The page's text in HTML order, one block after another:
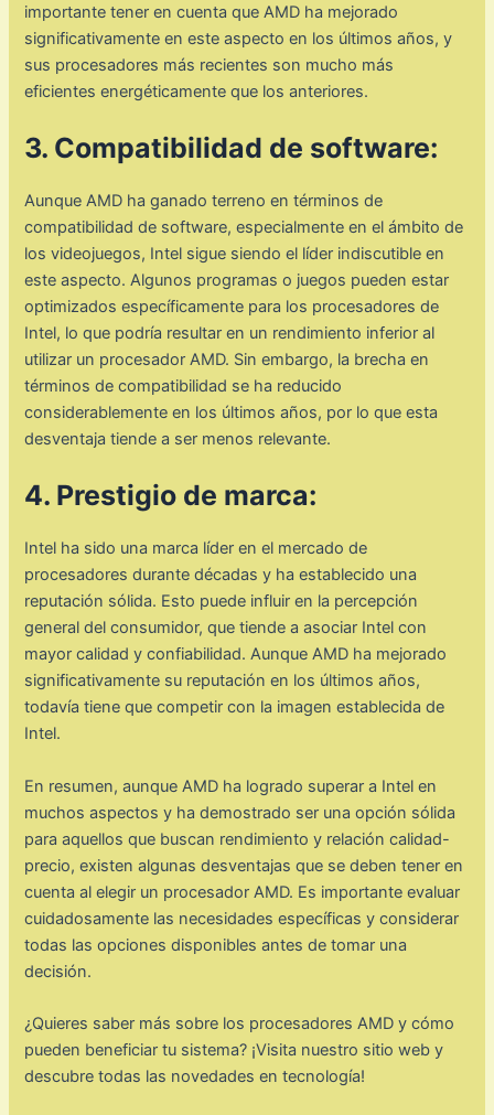
importante tener en cuenta que AMD ha mejorado
significativamente en este aspecto en los últimos años, y
sus procesadores más recientes son mucho más
eficientes energéticamente que los anteriores.
3. Compatibilidad de software:
Aunque AMD ha ganado terreno en términos de
compatibilidad de software, especialmente en el ámbito de
los videojuegos, Intel sigue siendo el líder indiscutible en
este aspecto. Algunos programas o juegos pueden estar
optimizados específicamente para los procesadores de
Intel, lo que podría resultar en un rendimiento inferior al
utilizar un procesador AMD. Sin embargo, la brecha en
términos de compatibilidad se ha reducido
considerablemente en los últimos años, por lo que esta
desventaja tiende a ser menos relevante.
4. Prestigio de marca:
Intel ha sido una marca líder en el mercado de
procesadores durante décadas y ha establecido una
reputación sólida. Esto puede influir en la percepción
general del consumidor, que tiende a asociar Intel con
mayor calidad y confiabilidad. Aunque AMD ha mejorado
significativamente su reputación en los últimos años,
todavía tiene que competir con la imagen establecida de
Intel.
En resumen, aunque AMD ha logrado superar a Intel en
muchos aspectos y ha demostrado ser una opción sólida
para aquellos que buscan rendimiento y relación calidad-
precio, existen algunas desventajas que se deben tener en
cuenta al elegir un procesador AMD. Es importante evaluar
cuidadosamente las necesidades específicas y considerar
todas las opciones disponibles antes de tomar una
decisión.
¿Quieres saber más sobre los procesadores AMD y cómo
pueden beneficiar tu sistema? ¡Visita nuestro sitio web y
descubre todas las novedades en tecnología!